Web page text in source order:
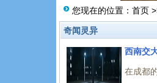
您现在的位置： 首页
奇闻灵异
西南交
在成都